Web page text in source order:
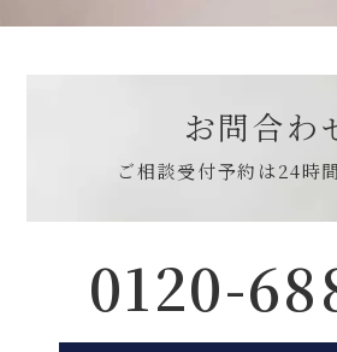
お問合わ
ご相談受付予約は24時
0120-